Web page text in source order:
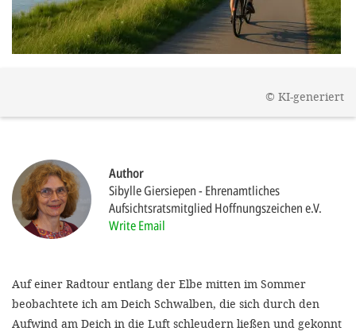
© KI-generiert
Author
Sibylle Giersiepen Ehrenamtliches
Aufsichtsratsmitglied Hoffnungszeichen e.V.
Write Email
Auf einer Radtour entlang der Elbe mitten im Sommer
beobachtete ich am Deich Schwalben, die sich durch den
Aufwind am Deich in die Luft schleudern ließen und gekonnt
efficient,
the best
can
'Cookie
Imprint